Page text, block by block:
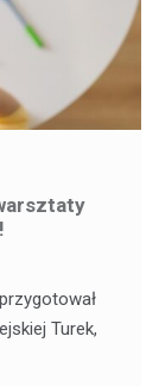
Turek,